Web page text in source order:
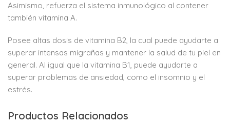
Asimismo, refuerza el sistema inmunológico al contener
también vitamina A.
Posee altas dosis de vitamina B2, la cual puede ayudarte a
superar intensas migrañas y mantener la salud de tu piel en
general. Al igual que la vitamina B1, puede ayudarte a
superar problemas de ansiedad, como el insomnio y el
estrés.
Productos Relacionados